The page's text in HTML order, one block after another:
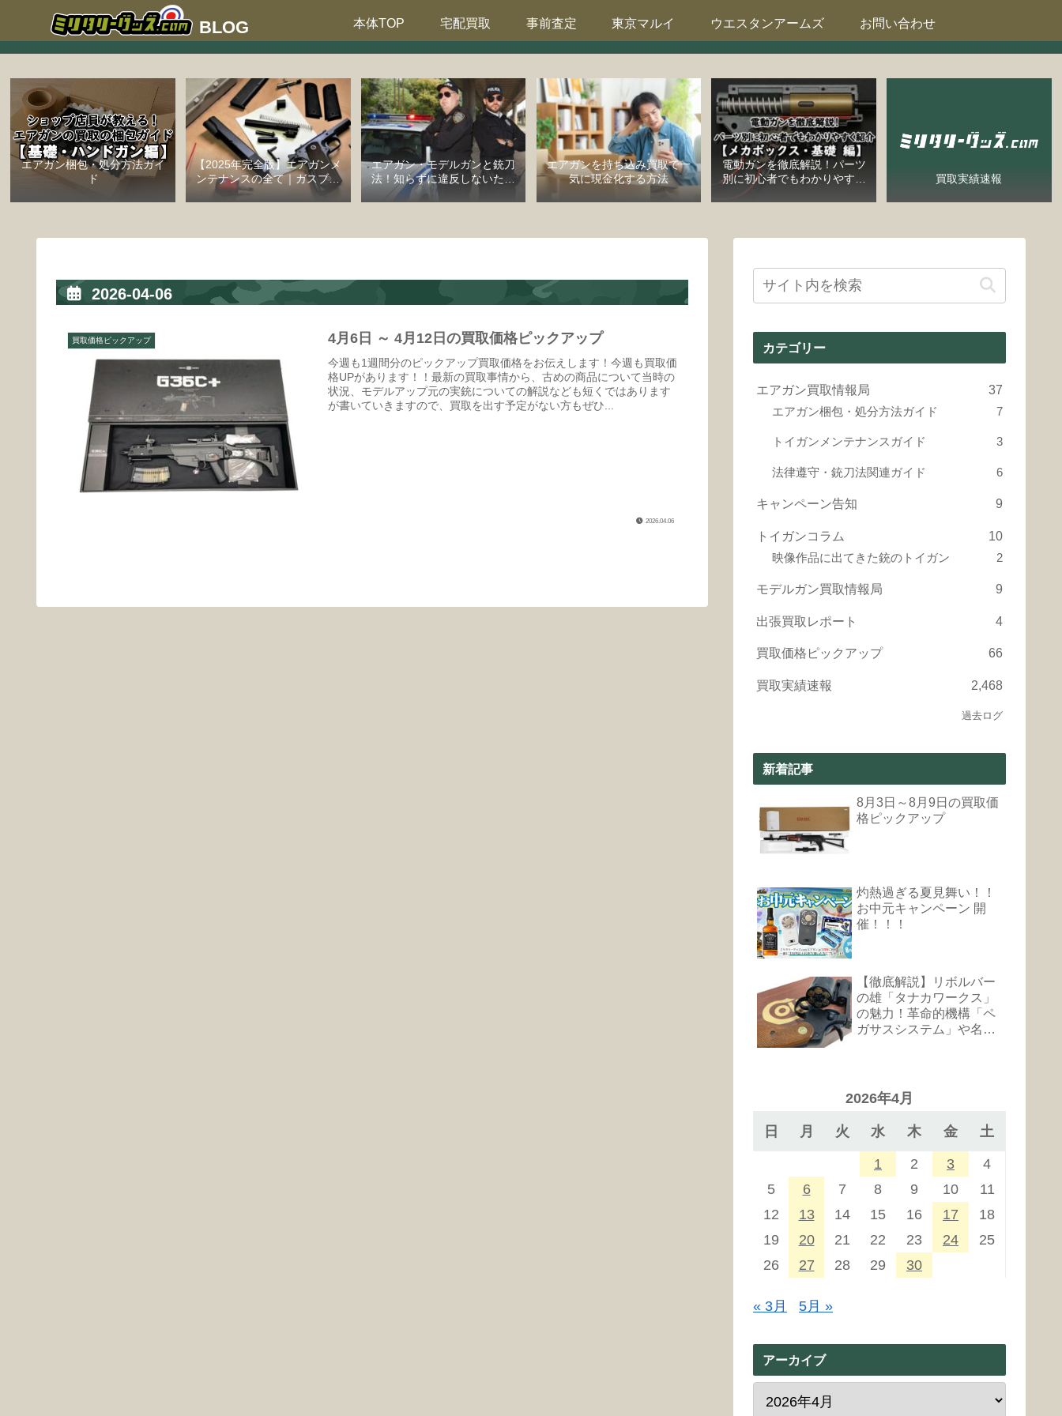
本体TOP 宅配買取 事前査定 東京マルイ ウエスタンアームズ お問い合わせ
エアガン梱包・処分方法ガイ
ド
【2025年完全版】エアガンメ
ンテナンスの全て｜ガスブロ
ーバックハンドガン編
エアガン・モデルガンと銃刀
法！知らずに違反しないため
の完全ガイド
エアガンを持ち込み買取で一
気に現金化する方法
電動ガンを徹底解説！パーツ
別に初心者でもわかりやすく
紹介【メカボックス・基礎
買取実績速報
2026-04-06
買取価格ピックアップ 4月6日 ～ 4月12日の買取価格ピックアップ
今週も1週間分のピックアップ買取価格をお伝えします！今週も買取価
格UPがあります！！最新の買取事情から、古めの商品について当時の
状況、モデルアップ元の実銃についての解説なども短くではあります
が書いていきますので、買取を出す予定がない方もぜひ...
2026.04.06
カテゴリー
エアガン買取情報局 37
エアガン梱包・処分方法ガイド 7
トイガンメンテナンスガイド 3
法律遵守・銃刀法関連ガイド 6
キャンペーン告知 9
トイガンコラム 10
映像作品に出てきた銃のトイガン 2
モデルガン買取情報局 9
出張買取レポート 4
買取価格ピックアップ 66
買取実績速報 2,468
過去ログ
新着記事
8月3日～8月9日の買取価
格ピックアップ
灼熱過ぎる夏見舞い！！
お中元キャンペーン 開
催！！！
【徹底解説】リボルバー
の雄「タナカワークス」
の魅力！革命的機構「ペ
ガサスシステム」や名銃
2026年4月
日 月 火 水 木 金 土
1 2 3
4
5
6 7 8 9 10
11
12
13 14 15 16 17
18
19
20 21 22 23 24
25
26
27 28 29 30
« 3月 5月 »
アーカイブ